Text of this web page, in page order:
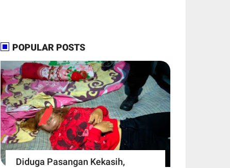
POPULAR POSTS
Diduga Pasangan Kekasih,